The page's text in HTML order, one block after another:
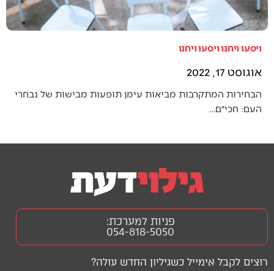
ויסעו ויחנו ויסעו ויחנו
אוגוסט 17, 2022
הבחירות המתקרבות מביאות עימן תופעות מבישות של נבחרי
העם: חכי״ם…
רוצים לקבל אימייל כשגיליון החדש עולה?
פניות למערכת:
054-818-5050